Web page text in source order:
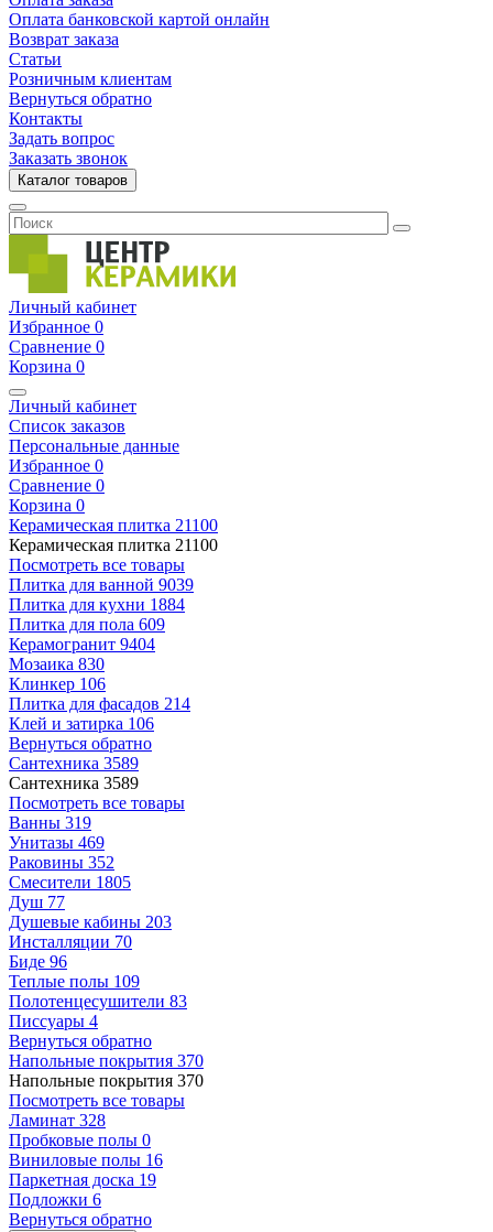
Оплата банковской картой онлайн
Возврат заказа
Статьи
Розничным клиентам
Вернуться обратно
Контакты
Задать вопрос
Заказать звонок
Каталог товаров
Личный кабинет
Избранное 0
Сравнение 0
Корзина 0
Личный кабинет
Список заказов
Персональные данные
Избранное 0
Сравнение 0
Корзина 0
Керамическая плитка 21100
Керамическая плитка 21100
Посмотреть все товары
Плитка для ванной 9039
Плитка для кухни 1884
Плитка для пола 609
Керамогранит 9404
Мозаика 830
Клинкер 106
Плитка для фасадов 214
Клей и затирка 106
Вернуться обратно
Сантехника 3589
Сантехника 3589
Посмотреть все товары
Ванны 319
Унитазы 469
Раковины 352
Смесители 1805
Душ 77
Душевые кабины 203
Инсталляции 70
Биде 96
Теплые полы 109
Полотенцесушители 83
Писсуары 4
Вернуться обратно
Напольные покрытия 370
Напольные покрытия 370
Посмотреть все товары
Ламинат 328
Пробковые полы 0
Виниловые полы 16
Паркетная доска 19
Подложки 6
Вернуться обратно